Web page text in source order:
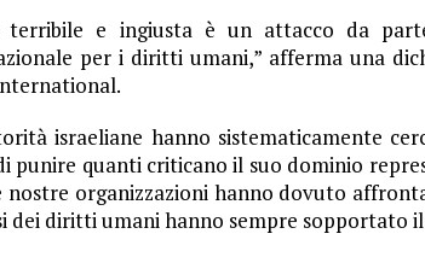
terribile e ingiusta è un attacco da
per i diritti umani,” afferma una
israeliane hanno sistematicamente
punire quanti criticano il suo dominio
nostre organizzazioni hanno dovuto
dei diritti umani hanno sempre sopportato